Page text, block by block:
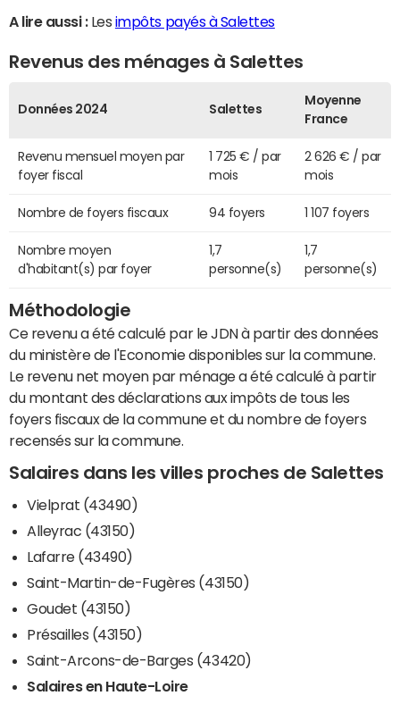
A lire aussi :Les impôts payés à Salettes
Revenus des ménages à Salettes
Données 2024 Salettes
Moyenne
France
Revenu mensuel moyen par
foyer fiscal
1 725 € / par
mois
2 626 € / par
mois
Nombre de foyers fiscaux 94 foyers 1 107 foyers
Nombre moyen
d'habitant(s) par foyer
1,7
personne(s)
1,7
personne(s)
Méthodologie
Ce revenu a été calculé par le JDN à partir des données
du ministère de l'Economie disponibles sur la commune.
Le revenu net moyen par ménage a été calculé à partir
du montant des déclarations aux impôts de tous les
foyers fiscaux de la commune et du nombre de foyers
recensés sur la commune.
Salaires dans les villes proches de Salettes
Vielprat (43490)
Alleyrac (43150)
Lafarre (43490)
Saint-Martin-de-Fugères (43150)
Goudet (43150)
Présailles (43150)
Saint-Arcons-de-Barges (43420)
Salaires en Haute-Loire